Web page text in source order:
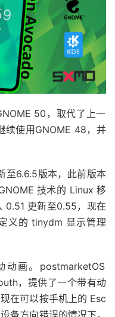
50，取代了上一
续使用GNOME 48，并
至6.6.5版本，此前版本
技术的 Linux 移
0.51 更新至0.55，现在
义的 tinydm 显示管理
动画。postmarketOS
，提供了一个带有动
在可以按手机上的 Esc
备方向错误的情况下，